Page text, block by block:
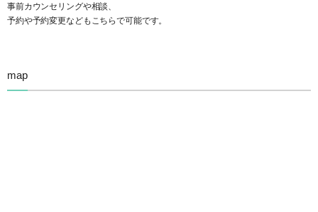
事前カウンセリングや相談、
予約や予約変更などもこちらで可能です。
map